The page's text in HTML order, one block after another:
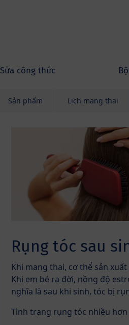
Sữa công thức
Sản phẩm Lịch mang thai
Rụng tóc sau
Khi mang thai, cơ thể sản
Khi em bé ra đời, nồng độ
nghĩa là sau khi sinh, tóc bị
Tình trạng rụng tóc nhiều hơn